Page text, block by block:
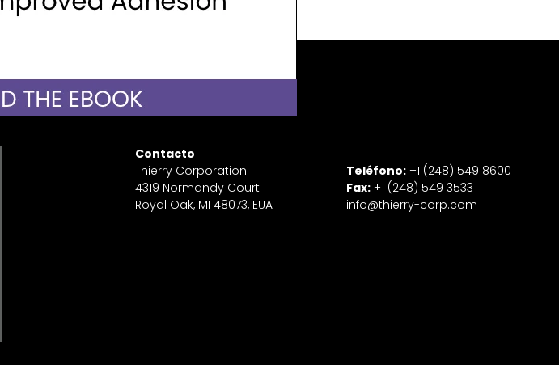
Contacto
Thierry Corporation
4319 Normandy Court
Royal Oak, MI 48073, EUA
Teléfono: +1 (248) 549 8600
Fax: +1 (248) 549 3533
info@thierry-corp.com